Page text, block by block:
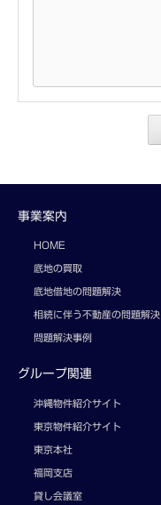
事業案内
HOME
底地の買取
底地借地の問題解決
相続に伴う不動産の問題解決
問題解決事例
グループ関連
沖縄物件紹介サイト
東京物件紹介サイト
東京本社
福岡支店
貸し会議室